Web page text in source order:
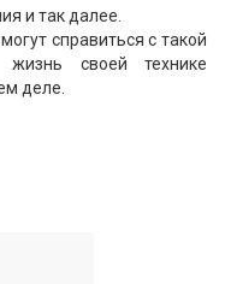
и так далее.
справиться с такой
своей технике
деле.